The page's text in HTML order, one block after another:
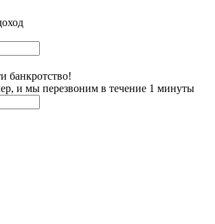
банкротство!
и мы перезвоним в течение 1 минуты